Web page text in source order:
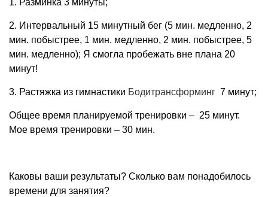
2. Интервальный 15 минутный бег (5 мин. медленно, 2
мин. побыстрее, 1 мин. медленно, 2 мин. побыстрее, 5
мин. медленно); Я смогла пробежать вне плана 20
минут!
3. Растяжка из гимнастики Бодитрансформинг 7 минут;
Общее время планируемой тренировки – 25 минут.
Мое время тренировки – 30 мин.
Каковы ваши результаты? Сколько вам понадобилось
времени для занятия?